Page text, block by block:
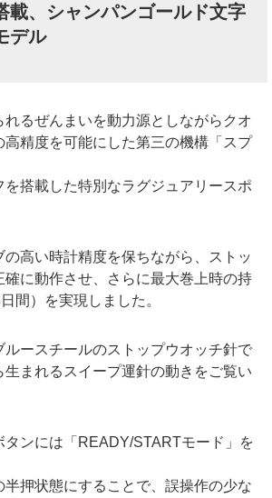
載、シャンパンゴールド文字
デル
るぜんまいを動力源としながらクオ
高精度を可能にした第三の機構「スプ
を搭載した特別なラグジュアリースポ
の高い時計精度を保ちながら、ストッ
確に動作させ、さらに最大巻上時の持
間）を実現しました。
ルースチールのストップウオッチ針で
生まれるスイープ運針の動きをご覧い
タンには「READY/STARTモード」を
押状態にすることで、誤操作の少な